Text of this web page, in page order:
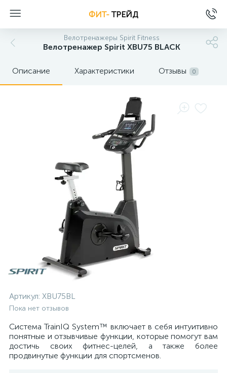
ФИТ-ТРЕЙД
Велотренажеры Spirit Fitness
Велотренажер Spirit XBU75 BLACK
Описание Характеристики Отзывы 0
Артикул: XBU75BL
Пока нет отзывов
Система TrainIQ System™ включает в себя интуитивно
понятные и отзывчивые функции, которые помогут вам
достичь своих фитнес-целей, а также более
продвинутые функции для спортсменов.